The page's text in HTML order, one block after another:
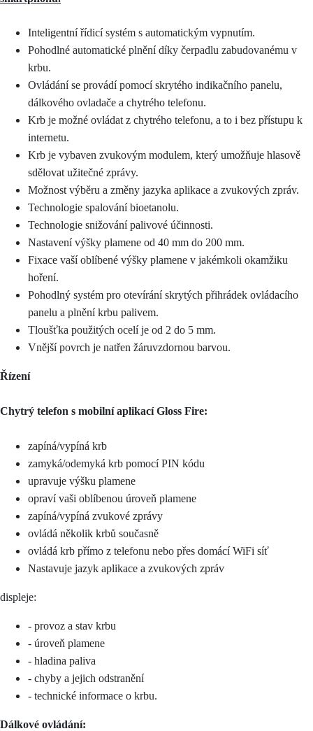
Inteligentní řídicí systém s automatickým vypnutím.
Pohodlné automatické plnění díky čerpadlu zabudovanému v
krbu.
Ovládání se provádí pomocí skrytého indikačního panelu,
dálkového ovladače a chytrého telefonu.
Krb je možné ovládat z chytrého telefonu, a to i bez přístupu k
internetu.
Krb je vybaven zvukovým modulem, který umožňuje hlasově
sdělovat užitečné zprávy.
Možnost výběru a změny jazyka aplikace a zvukových zpráv.
Technologie spalování bioetanolu.
Technologie snižování palivové účinnosti.
Nastavení výšky plamene od 40 mm do 200 mm.
Fixace vaší oblíbené výšky plamene v jakémkoli okamžiku
hoření.
Pohodlný systém pro otevírání skrytých přihrádek ovládacího
panelu a plnění krbu palivem.
Tloušťka použitých ocelí je od 2 do 5 mm.
Vnější povrch je natřen žáruvzdornou barvou.
Řízení
Chytrý telefon s mobilní aplikací Gloss Fire:
zapíná/vypíná krb
zamyká/odemyká krb pomocí PIN kódu
upravuje výšku plamene
opraví vaši oblíbenou úroveň plamene
zapíná/vypíná zvukové zprávy
ovládá několik krbů současně
ovládá krb přímo z telefonu nebo přes domácí WiFi síť
Nastavuje jazyk aplikace a zvukových zpráv
displeje:
- provoz a stav krbu
- úroveň plamene
- hladina paliva
- chyby a jejich odstranění
- technické informace o krbu.
Dálkové ovládání: